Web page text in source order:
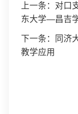
上一条： 对口
东大学—昌吉
下一条：
同济
教学应用